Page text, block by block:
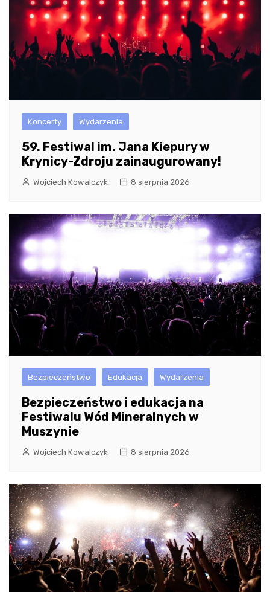
Koncerty Wydarzenia
59. Festiwal im. Jana Kiepury w
Krynicy-Zdroju zainaugurowany!
Wojciech Kowalczyk 8 sierpnia 2026
Bezpieczeństwo Edukacja Wydarzenia
Bezpieczeństwo i edukacja na
Festiwalu Wód Mineralnych w
Muszynie
Wojciech Kowalczyk 8 sierpnia 2026